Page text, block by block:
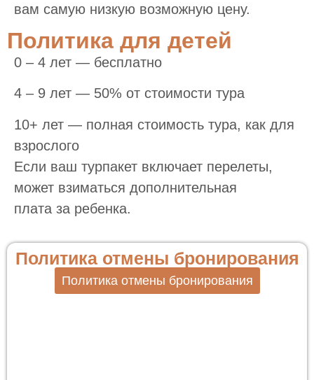
вам самую низкую возможную цену.
Политика для детей
0 – 4 лет — бесплатно
4 – 9 лет — 50% от стоимости тура
10+ лет — полная стоимость тура, как для
взрослого
Если ваш турпакет включает перелеты,
может взиматься дополнительная
плата за ребенка.
Политика отмены бронирования
Политика отмены бронирования